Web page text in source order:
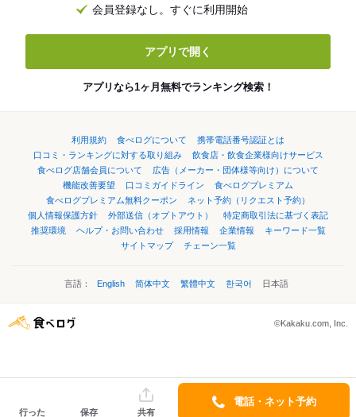
会員登録なし。すぐに利用開始
アプリで開く
アプリなら1ヶ月無料でランキング検索！
利用規約 食べログについて
携帯電話番号認証とは
口コミ・ランキングに対する取り組み
飲食店・飲食企業様向けサービス
食べログ店舗会員について
広告（メーカー・団体様等向け）について
機能改善要望
口コミガイドライン
食べログプレミアム
食べログプレミアム無料クーポン
ネット予約（リクエスト予約）
個人情報保護方針
外部送信（オプトアウト）
特定商取引法に基づく表記
推奨環境
ヘルプ・お問い合わせ 採用情報 企業情報
キーワード一覧
サイトマップ
チェーン一覧
言語： English 简体中文 繁體中文 한국어 日本語
©Kakaku.com, Inc.
行った 保存 共有
電話・ネット予約